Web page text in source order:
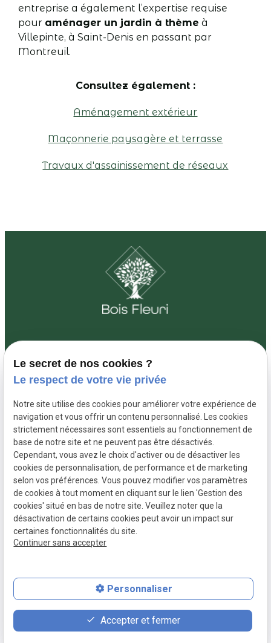
entreprise a également l’expertise requise
pour aménager un jardin à thème à
Villepinte, à Saint-Denis en passant par
Montreuil.
Consultez également :
Aménagement extérieur
Maçonnerie paysagère et terrasse
Travaux d'assainissement de réseaux
01 88 24 26 71
Osteng 77181 Courtry
De 8:00 à 18:00 du lundi au vendredi
Mentions légales
Politique de
confidentialité
Plan du
site
Gestion des cookies
SIRET :48767864100035
contact_page phone
Le secret de nos cookies ?
Le respect de votre vie privée
Notre site utilise des cookies pour améliorer votre expérience de
navigation et vous offrir un contenu personnalisé. Les cookies
strictement nécessaires sont essentiels au fonctionnement de
base de notre site et ne peuvent pas être désactivés.
Cependant, vous avez le choix d'activer ou de désactiver les
cookies de personnalisation, de performance et de marketing
selon vos préférences. Vous pouvez modifier vos paramètres
de cookies à tout moment en cliquant sur le lien 'Gestion des
cookies' situé en bas de notre site. Veuillez noter que la
désactivation de certains cookies peut avoir un impact sur
certaines fonctionnalités du site.
Continuer sans accepter
Personnaliser
Accepter et fermer